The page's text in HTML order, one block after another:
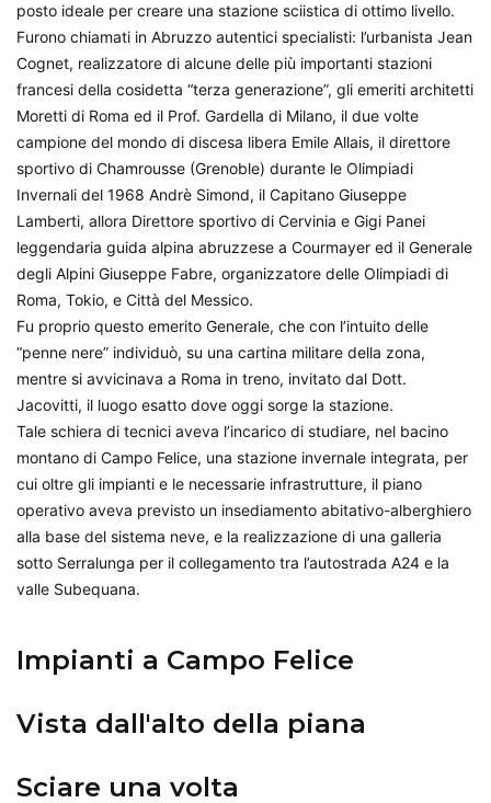
posto ideale per creare una stazione sciistica di ottimo livello.
Furono chiamati in Abruzzo autentici specialisti: l’urbanista Jean
Cognet, realizzatore di alcune delle più importanti stazioni
francesi della cosidetta “terza generazione”, gli emeriti architetti
Moretti di Roma ed il Prof. Gardella di Milano, il due volte
campione del mondo di discesa libera Emile Allais, il direttore
sportivo di Chamrousse (Grenoble) durante le Olimpiadi
Invernali del 1968 Andrè Simond, il Capitano Giuseppe
Lamberti, allora Direttore sportivo di Cervinia e Gigi Panei
leggendaria guida alpina abruzzese a Courmayer ed il Generale
degli Alpini Giuseppe Fabre, organizzatore delle Olimpiadi di
Roma, Tokio, e Città del Messico.
Fu proprio questo emerito Generale, che con l’intuito delle
“penne nere” individuò, su una cartina militare della zona,
mentre si avvicinava a Roma in treno, invitato dal Dott.
Jacovitti, il luogo esatto dove oggi sorge la stazione.
Tale schiera di tecnici aveva l’incarico di studiare, nel bacino
montano di Campo Felice, una stazione invernale integrata, per
cui oltre gli impianti e le necessarie infrastrutture, il piano
operativo aveva previsto un insediamento abitativo-alberghiero
alla base del sistema neve, e la realizzazione di una galleria
sotto Serralunga per il collegamento tra l’autostrada A24 e la
valle Subequana.
Impianti a Campo Felice
Vista dall'alto della piana
Sciare una volta